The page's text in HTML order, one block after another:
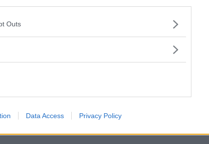
Outs
Data Access Privacy Policy